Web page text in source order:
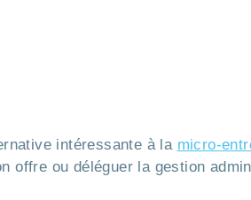
intéressante à la micro-
offre ou déléguer la gestion